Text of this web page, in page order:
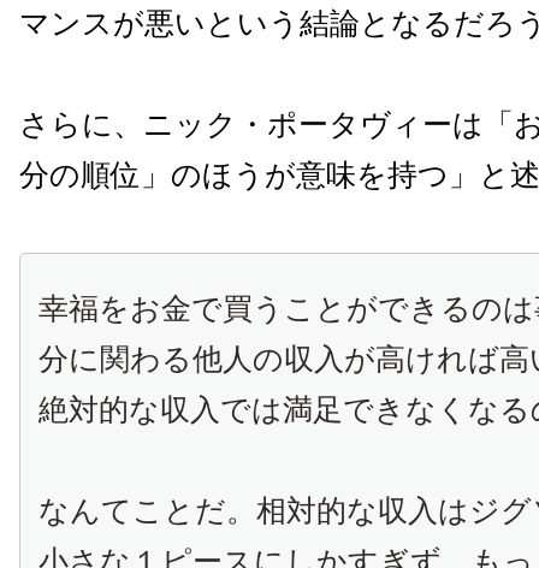
マンスが悪いという結論となるだろ
さらに、ニック・ポータヴィーは「
分の順位」のほうが意味を持つ」と
幸福をお金で買うことができるの
分に関わる他人の収入が高ければ
絶対的な収入では満足できなくな
なんてことだ。相対的な収入はジ